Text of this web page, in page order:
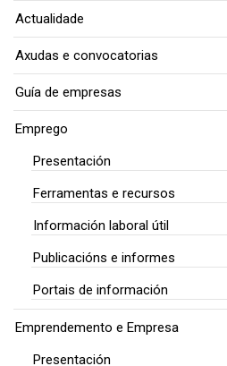
Actualidade
Axudas e convocatorias
Guía de empresas
Emprego
Presentación
Ferramentas e recursos
Información laboral útil
Publicacións e informes
Portais de información
Emprendemento e Empresa
Presentación